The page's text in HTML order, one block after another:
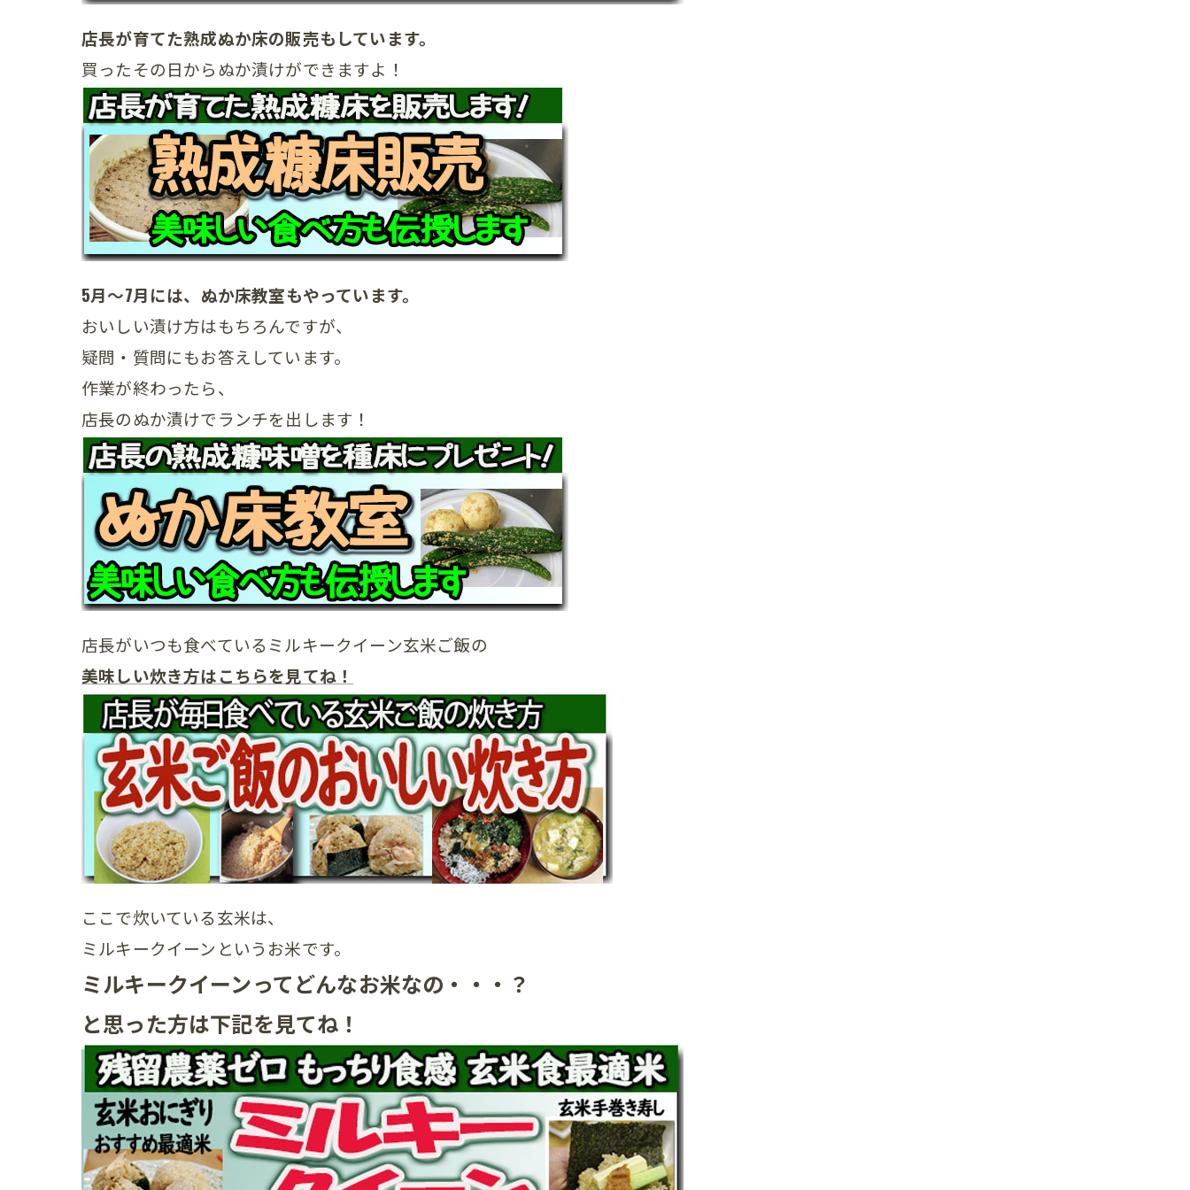
店長が育てた熟成ぬか床の販売もしています。
買ったその日からぬか漬けができますよ！
5月～7月には、ぬか床教室もやっています。
おいしい漬け方はもちろんですが、
疑問・質問にもお答えしています。
作業が終わったら、
店長のぬか漬けでランチを出します！
店長がいつも食べているミルキークイーン玄米ご飯の
美味しい炊き方はこちらを見てね！
ここで炊いている玄米は、
ミルキークイーンというお米です。
ミルキークイーンってどんなお米なの・・・？
と思った方は下記を見てね！